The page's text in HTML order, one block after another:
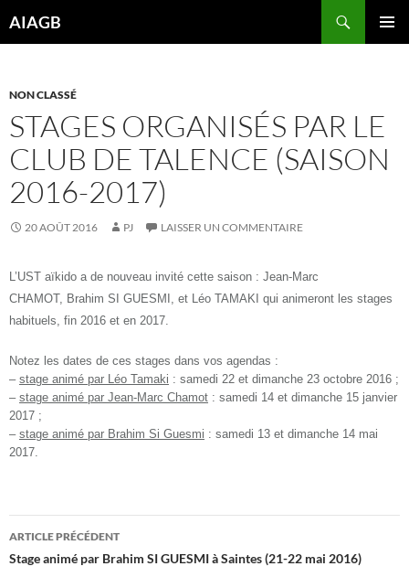
auAIAGB
NON CLASSÉ
STAGES ORGANISÉS PAR LE
CLUB DE TALENCE (SAISON
2016-2017)
20 AOÛT 2016 PJ LAISSER UN COMMENTAIRE
L’UST aïkido a de nouveau invité cette saison : Jean-Marc
CHAMOT, Brahim SI GUESMI , et Léo TAMAKI qui animeront les stages
habituels, fin 2016 et en 2017.
Notez les dates de ces stages dans vos agendas :
– stage animé par Léo Tamaki : samedi 22 et dimanche 23 octobre 2016 ;
– stage animé par Jean-Marc Chamot : samedi 14 et dimanche 15 janvier
2017 ;
– stage animé par Brahim Si Guesmi : samedi 13 et dimanche 14 mai
2017.
Navigation
des
ARTICLE PRÉCÉDENT
Stage animé par Brahim SI GUESMI à Saintes (21-22 mai 2016)